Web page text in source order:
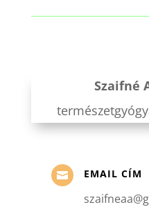
Szaifné
 EMAIL CÍM